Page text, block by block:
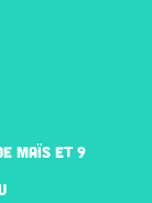
MAÏS ET 9